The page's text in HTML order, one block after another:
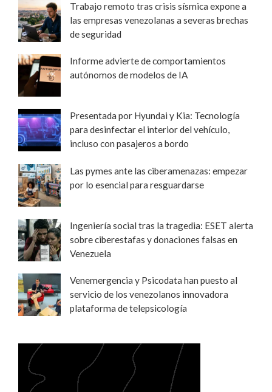
Trabajo remoto tras crisis sísmica expone a
las empresas venezolanas a severas brechas
de seguridad
Informe advierte de comportamientos
autónomos de modelos de IA
Presentada por Hyundai y Kia: Tecnología
para desinfectar el interior del vehículo,
incluso con pasajeros a bordo
Las pymes ante las ciberamenazas: empezar
por lo esencial para resguardarse
Ingeniería social tras la tragedia: ESET alerta
sobre ciberestafas y donaciones falsas en
Venezuela
Venemergencia y Psicodata han puesto al
servicio de los venezolanos innovadora
plataforma de telepsicología